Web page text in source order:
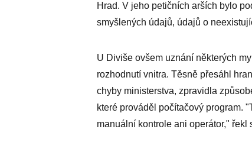
Hrad. V jeho petičních arších bylo
smyšlených údajů, údajů o
U Diviše ovšem uznání některých
rozhodnutí vnitra. Těsně přesáhl
chyby ministerstva, zpravidla
které prováděl počítačový program.
manuální kontrole ani operátor," řekl